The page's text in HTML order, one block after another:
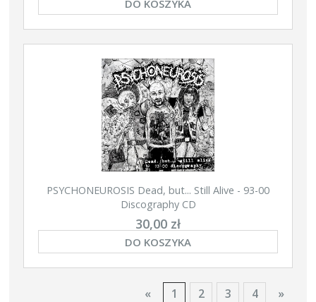
DO KOSZYKA
PSYCHONEUROSIS Dead, but... Still Alive - 93-00
Discography CD
30,00 zł
DO KOSZYKA
« 1 2 3 4 »